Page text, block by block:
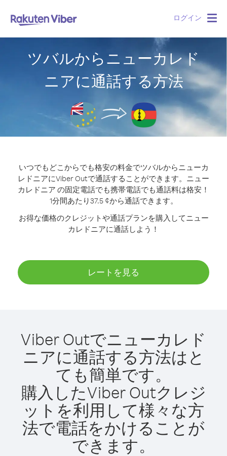
ログイン
ツバルからニューカレド
ニアに通話する方法
いつでもどこからでも格安の料金でツバルからニューカ
レドニアにViber Outで通話することができます。 ニュー
カレドニア の固定電話でも携帯電話でも通話料は格安！
1分間あたり37.5 ¢から通話できます。
お得な価格のクレジットや通話プランを購入してニュー
カレドニアに通話しよう！
レートを見る
Viber Outでニューカレド
ニアに通話する方法はと
ても簡単です。
購入したViber Outクレジ
ットを利用して様々な方
法で電話をかけることが
できます。